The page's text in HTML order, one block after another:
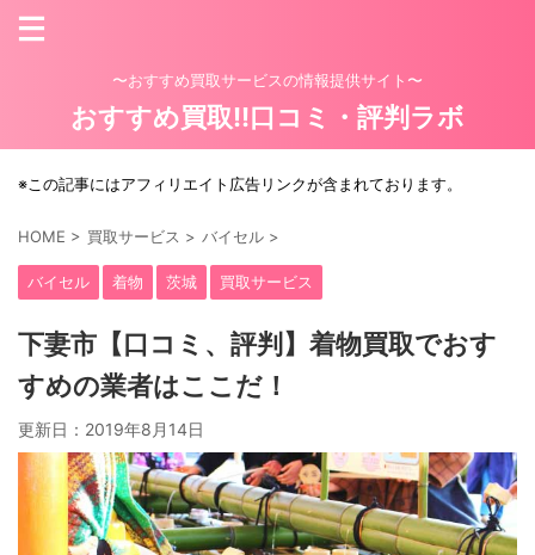
〜おすすめ買取サービスの情報提供サイト〜
おすすめ買取!!口コミ・評判ラボ
※この記事にはアフィリエイト広告リンクが含まれております。
HOME > 買取サービス > バイセル >
バイセル 着物 茨城 買取サービス
下妻市【口コミ、評判】着物買取でおす
すめの業者はここだ！
更新日： 2019年8月14日